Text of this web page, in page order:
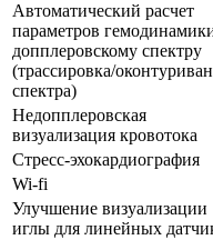
Автоматический расчет
параметров
допплеровскому спектру
(трассировка/
спектра)
Недопплеровская
визуализация кровотока
Стресс-эхокардиография
Wi-fi
Улучшение визуализации
иглы для линейных